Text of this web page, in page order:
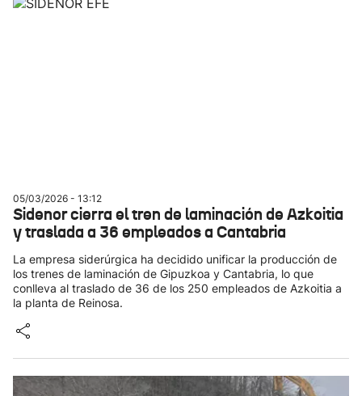
05/03/2026 - 13:12
Sidenor cierra el tren de laminación de Azkoitia
y traslada a 36 empleados a Cantabria
La empresa siderúrgica ha decidido unificar la producción de
los trenes de laminación de Gipuzkoa y Cantabria, lo que
conlleva al traslado de 36 de los 250 empleados de Azkoitia a
la planta de Reinosa.